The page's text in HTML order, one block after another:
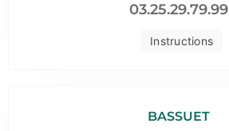
Instructions
03.25.29.79.99
BASSUET